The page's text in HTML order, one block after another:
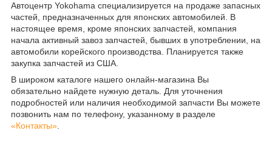
Автоцентр Yokohama специализируется на продаже запасных
частей, предназначенных для японских автомобилей. В
настоящее время, кроме японских запчастей, компания
начала активный завоз запчастей, бывших в употреблении, на
автомобили корейского производства. Планируется также
закупка запчастей из США.
В широком каталоге нашего онлайн-магазина Вы
обязательно найдете нужную деталь. Для уточнения
подробностей или наличия необходимой запчасти Вы можете
позвонить нам по телефону, указанному в разделе
«Контакты».